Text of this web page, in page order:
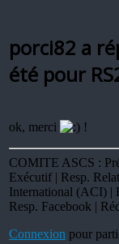
porci82 a
été pour
ok, merci !
COMITE ASCS :
Exécutif | Resp.
International (ACI) |
Resp. Facebook |
Connexion pour